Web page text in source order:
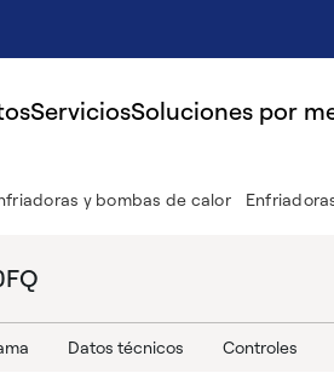
ServiciosSoluciones por
y bombas de calor
Datos técnicos Controles